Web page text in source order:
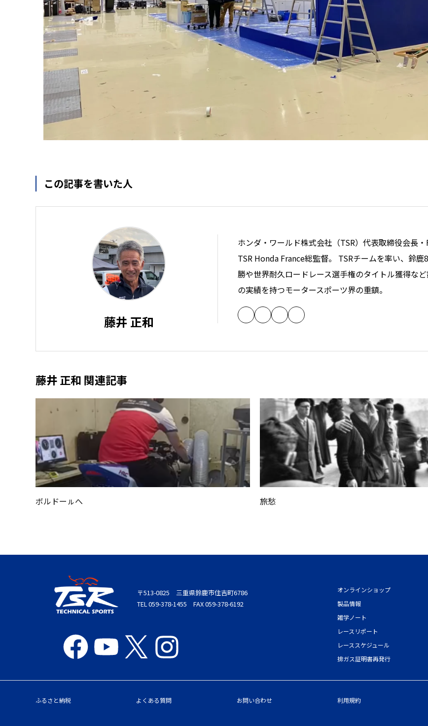
この記事を書いた人
藤井 正和
ホンダ・ワールド株式会社（TSR）代表取締役会長・
TSR Honda France総監督。 TSRチームを率い、鈴鹿
勝や世界耐久ロードレース選手権のタイトル獲得など
の実績を持つモータースポーツ界の重鎮。
藤井 正和 関連記事
ボルドーㇽへ 旅愁
〒513-0825 三重県鈴鹿市住吉町6786
TEL 059-378-1455 FAX 059-378-6192
オンラインショップ
製品情報
雑学ノート
レースリポート
レーススケジュール
排ガス証明書再発行
ふるさと納税 よくある質問 お問い合わせ 利用規約